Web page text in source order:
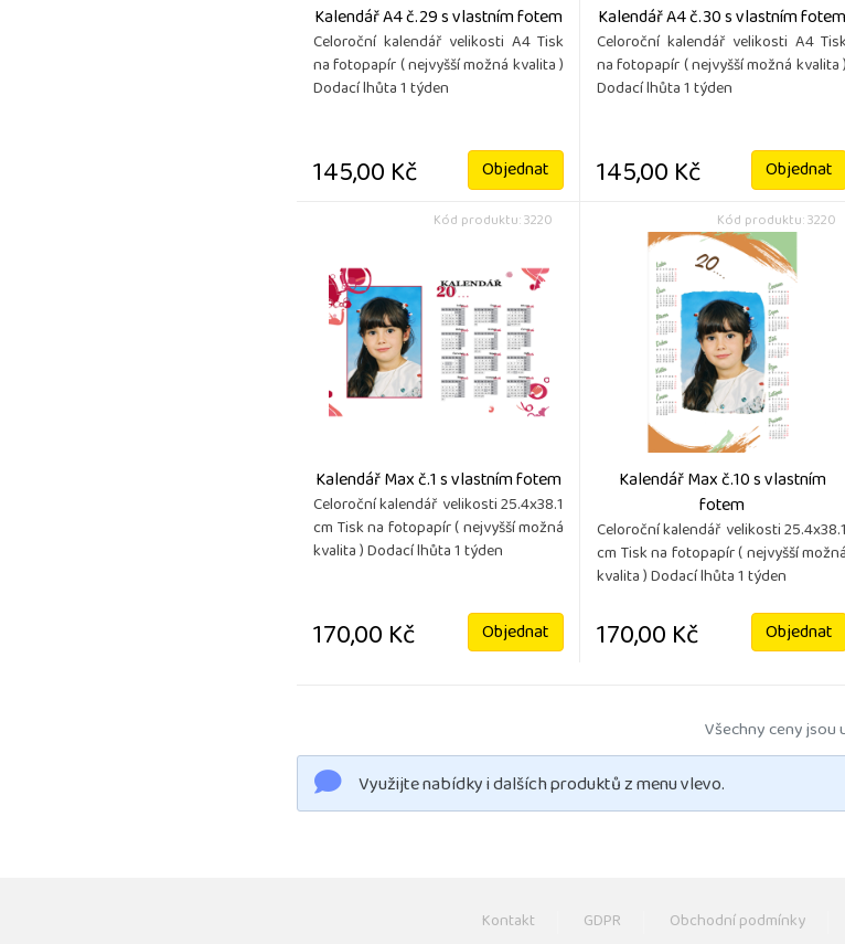
Kalendář A4 č.29 s vlastním fotem
Celoroční kalendář velikosti A4 Tisk
na fotopapír ( nejvyšší možná kvalita )
Dodací lhůta 1 týden
145,00 Kč Objednat
Kalendář A4 č.30 s vlastním fotem
Celoroční kalendář velikosti A4
na fotopapír ( nejvyšší možná kvalita )
Dodací lhůta 1 týden
145,00 Kč Objednat
Kód produktu: 3220
Kalendář Max č.1 s vlastním fotem
Celoroční kalendář velikosti 25.4x38.1
cm Tisk na fotopapír ( nejvyšší možná
kvalita ) Dodací lhůta 1 týden
170,00 Kč Objednat
Kód produktu: 3220
Kalendář Max č.10 s vlastním
fotem
Celoroční kalendář velikosti 25.4x38.1
cm Tisk na fotopapír ( nejvyšší možná
kvalita ) Dodací lhůta 1 týden
170,00 Kč Objednat
Všechny ceny jsou
Využijte nabídky i dalších produktů z menu vlevo.
Kontakt GDPR Obchodní podmínky